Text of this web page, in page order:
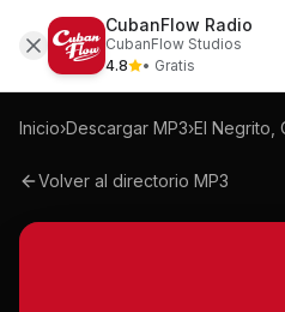
Mp3 El-negrito-
Inicio›Descargar MP3›El Negrito,
Volver al directorio MP3
CubanFlow Radio
CubanFlow Studios
4.8
• Gratis